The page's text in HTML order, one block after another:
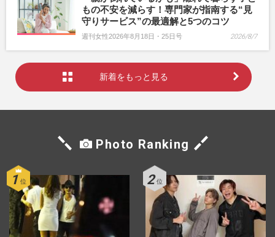
もの不安を減らす！専門家が指南する“見
守りサービス”の最適解と5つのコツ
週刊女性2026年8月18日・25日号 2026/8/7
新着をもっと見る
Photo Ranking